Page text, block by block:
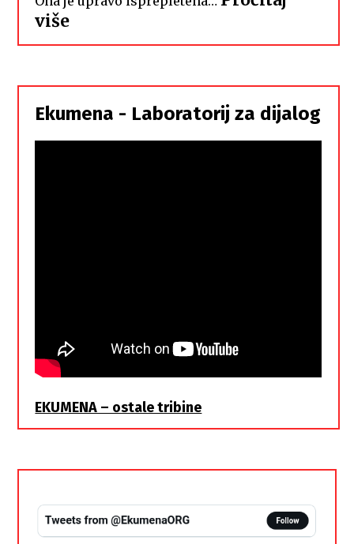
više:
Hrvati
Srbi,
istorodna
braća
Ekumena - Laboratorij za dijalog
EKUMENA – ostale tribine